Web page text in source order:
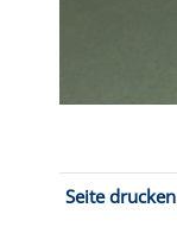
Seite drucken